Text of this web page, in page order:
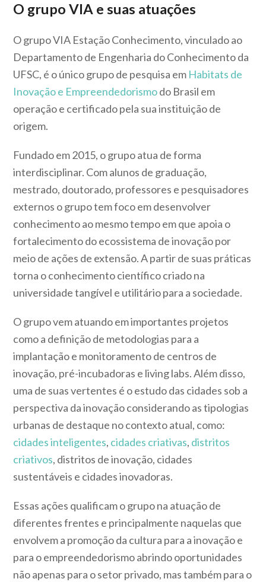
O grupo VIA e suas atuações
O grupo VIA Estação Conhecimento, vinculado ao
Departamento de Engenharia do Conhecimento da
UFSC, é o único grupo de pesquisa em Habitats de
Inovação e Empreendedorismodo Brasil em
operação e certificado pela sua instituição de
origem.
Fundado em 2015, o grupo atua de forma
interdisciplinar. Com alunos de graduação,
mestrado, doutorado, professores e pesquisadores
externos o grupo tem foco em desenvolver
conhecimento ao mesmo tempo em que apoia o
fortalecimento do ecossistema de inovação por
meio de ações de extensão. A partir de suas práticas
torna o conhecimento científico criado na
universidade tangível e utilitário para a sociedade.
O grupo vem atuando em importantes projetos
como a definição de metodologias para a
implantação e monitoramento de centros de
inovação, pré-incubadoras e living labs. Além disso,
uma de suas vertentes é o estudo das cidades sob a
perspectiva da inovação considerando as tipologias
urbanas de destaque no contexto atual, como:
cidades inteligentes, cidades criativas, distritos
criativos, distritos de inovação, cidades
sustentáveis e cidades inovadoras.
Essas ações qualificam o grupo na atuação de
diferentes frentes e principalmente naquelas que
envolvem a promoção da cultura para a inovação e
para o empreendedorismo abrindo oportunidades
não apenas para o setor privado, mas também para o